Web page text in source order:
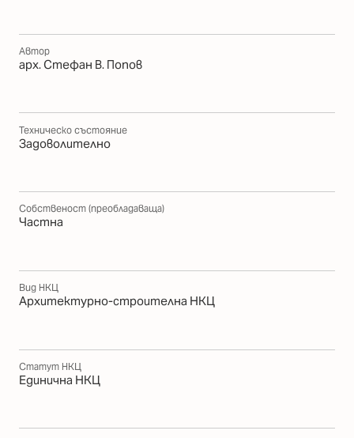
Автор
арх. Стефан В. Попов
Техническо състояние
Задоволително
Собственост (преобладаваща)
Частна
Вид НКЦ
Архитектурно-строителна НКЦ
Статут НКЦ
Единична НКЦ